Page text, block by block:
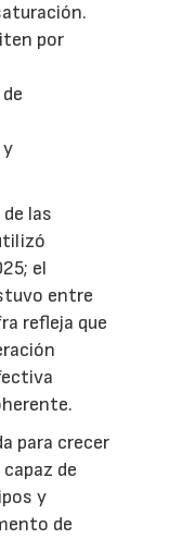
por
las
el
entre
refleja que
para crecer
capaz de
y
de